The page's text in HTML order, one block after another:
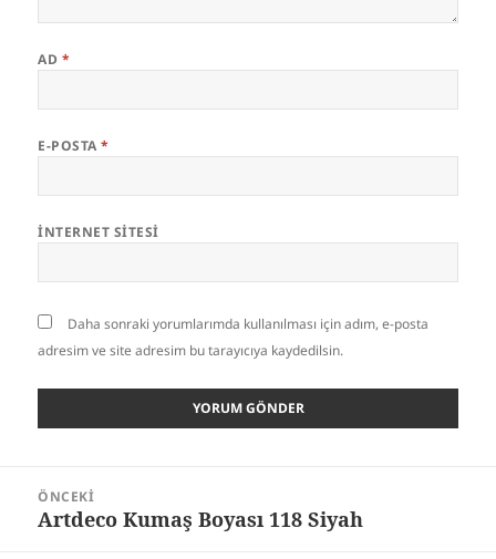
AD *
E-POSTA*
İNTERNET SITESI
Daha sonraki yorumlarımda kullanılması için adım, e-posta
adresim ve site adresim bu tarayıcıya kaydedilsin.
gezinmesi
ÖNCEKI
Önceki
Artdeco Kumaş Boyası 118 Siyah